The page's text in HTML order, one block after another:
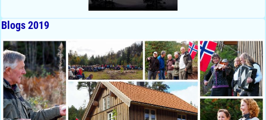
Blogs 2019